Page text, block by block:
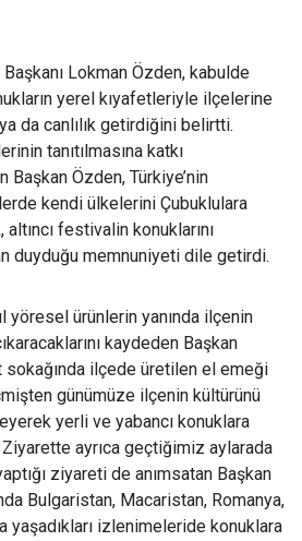
Lokman Özden, kabulde
yerel kıyafetleriyle ilçelerine
da canlılık getirdiğini belirtti.
tanıtılmasına katkı
Başkan Özden, Türkiye’nin
kendi ülkelerini Çubuklulara
altıncı festivalin konuklarını
duyduğu memnuniyeti dile getirdi.
yöresel ürünlerin yanında ilçenin
kaydeden Başkan
sokağında ilçede üretilen el emeği
günümüze ilçenin kültürünü
yerli ve yabancı konuklara
Ziyarette ayrıca geçtiğimiz aylarada
ziyareti de anımsatan Başkan
Bulgaristan, Macaristan, Romanya,
yaşadıkları izlenimeleride konuklara